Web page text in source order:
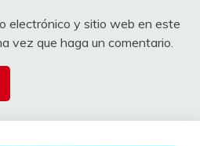
electrónico y sitio web en este
vez que haga un comentario.